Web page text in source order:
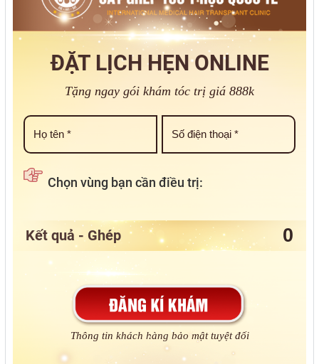
ĐẶT LỊCH HẸN ONLINE
Tặng ngay gói khám tóc trị giá 888k
Chọn vùng bạn cần điều trị:
Kết quả - Ghép
Thông tin khách hàng bảo mật tuyệt đối